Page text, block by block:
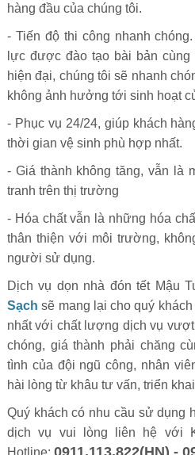
hàng đầu của chúng tôi.
- Tiến độ thi công nhanh
lực được đào tạo bài bản
hiện đại, chúng tôi sẽ nhanh
không ảnh hưởng tới sinh hoạt
- Phục vụ 24/24, giúp khách
thời gian vệ sinh phù hợp nhất.
- Giá thành không tăng, vẫn là
tranh trên thị trường
- Hóa chất vẫn là những hóa
thân thiện với môi trường,
người sử dụng.
Dịch vụ dọn nhà đón tết Mậu
Sạch sẽ mang lại cho quý
nhất với chất lượng dịch vụ
chóng, giá thành phải chăng
tình của đội ngũ công, nhân
hài lòng từ khâu tư vấn, triển
Quý khách có nhu cầu sử dụng
dịch vụ vui lòng liên hệ với
Hotline: 0911.113.822(HN) -